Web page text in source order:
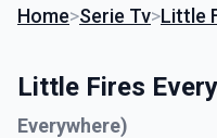
Home>Serie Tv>Little
Little Fires
Everywhere)